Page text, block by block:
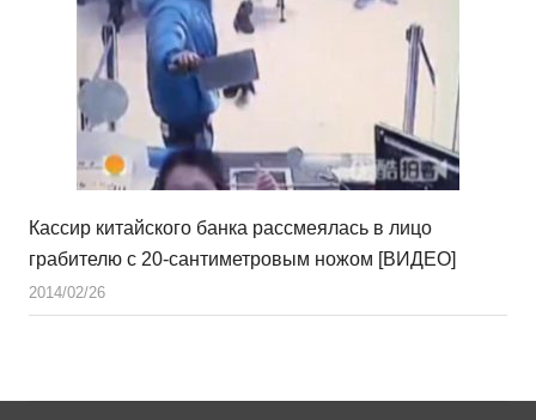
Кассир китайского банка рассмеялась в лицо
грабителю с 20-сантиметровым ножом [ВИДЕО]
2014/02/26